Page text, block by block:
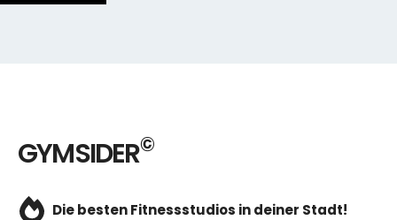
GYMSIDER©
Die besten Fitnessstudios in deiner Stadt!